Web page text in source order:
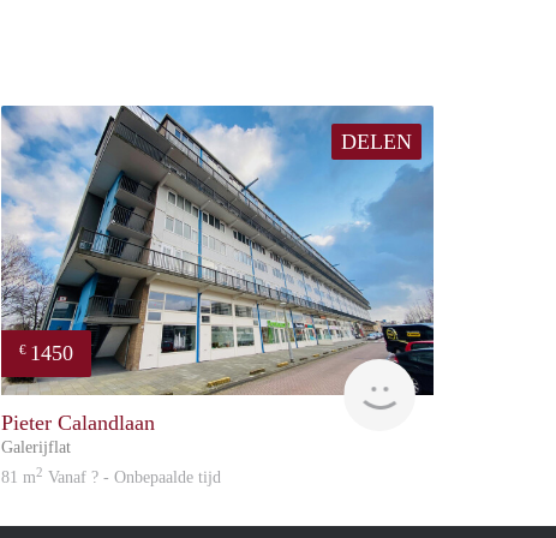
DELEN
€ 1450
Great Expatation
Pieter Calandlaan
Galerijflat
81 m2 Vanaf ? - Onbepaalde tijd